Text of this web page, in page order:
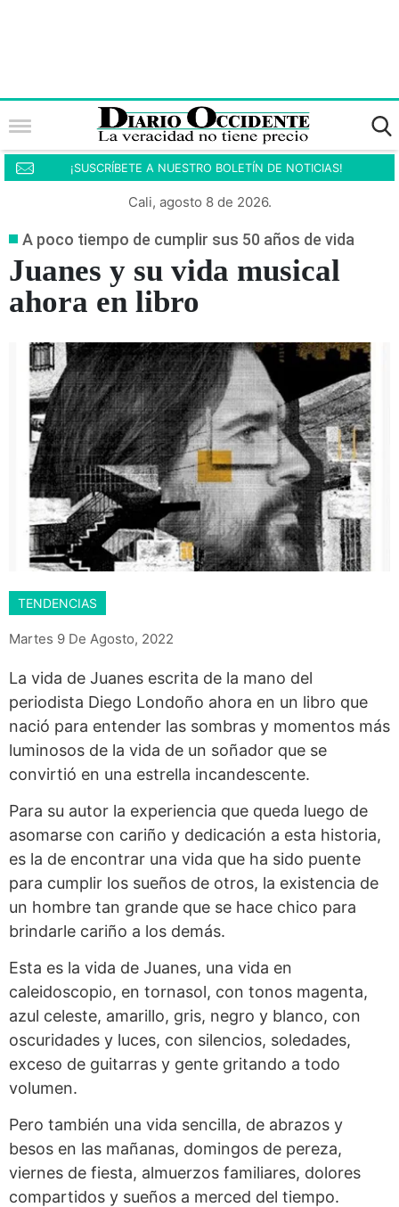
¡SUSCRÍBETE A NUESTRO BOLETÍN DE NOTICIAS!
Cali, agosto 8 de 2026.
A poco tiempo de cumplir sus 50 años de vida
Juanes y su vida musical
ahora en libro
TENDENCIAS
Martes 9 De Agosto, 2022
La vida de Juanes escrita de la mano del
periodista Diego Londoño ahora en un libro que
nació para entender las sombras y momentos más
luminosos de la vida de un soñador que se
convirtió en una estrella incandescente.
Para su autor la experiencia que queda luego de
asomarse con cariño y dedicación a esta historia,
es la de encontrar una vida que ha sido puente
para cumplir los sueños de otros, la existencia de
un hombre tan grande que se hace chico para
brindarle cariño a los demás.
Esta es la vida de Juanes, una vida en
caleidoscopio, en tornasol, con tonos magenta,
azul celeste, amarillo, gris, negro y blanco, con
oscuridades y luces, con silencios, soledades,
exceso de guitarras y gente gritando a todo
volumen.
Pero también una vida sencilla, de abrazos y
besos en las mañanas, domingos de pereza,
viernes de fiesta, almuerzos familiares, dolores
compartidos y sueños a merced del tiempo.